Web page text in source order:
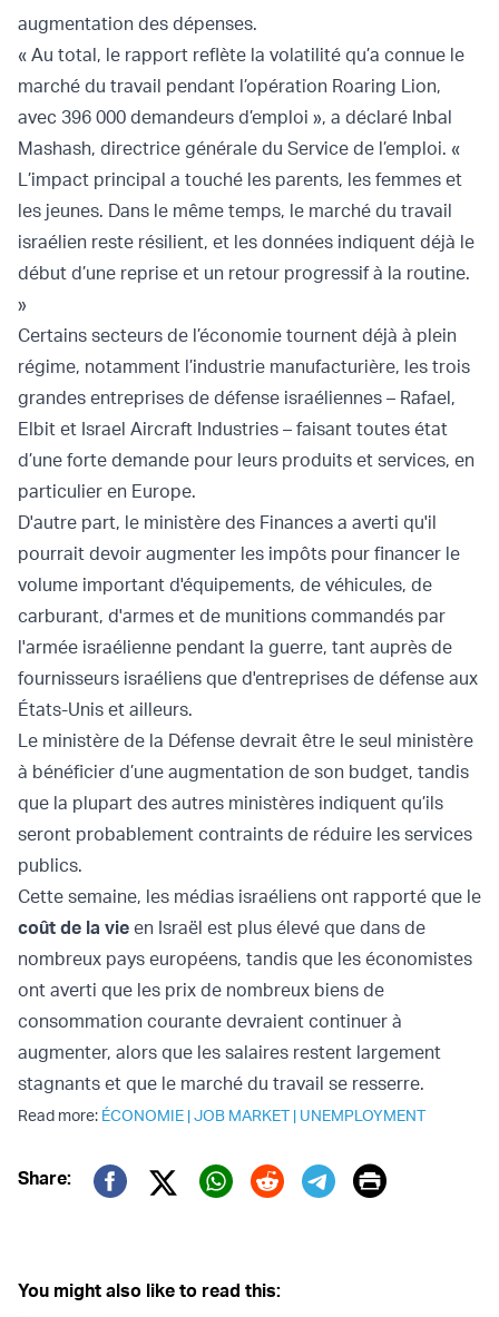
augmentation des dépenses.
« Au total, le rapport reflète la volatilité qu’a connue le
marché du travail pendant l’opération Roaring Lion,
avec 396 000 demandeurs d’emploi », a déclaré Inbal
Mashash, directrice générale du Service de l’emploi. «
L’impact principal a touché les parents, les femmes et
les jeunes. Dans le même temps, le marché du travail
israélien reste résilient, et les données indiquent déjà le
début d’une reprise et un retour progressif à la routine.
»
Certains secteurs de l’économie tournent déjà à plein
régime, notamment l’industrie manufacturière, les trois
grandes entreprises de défense israéliennes – Rafael,
Elbit et Israel Aircraft Industries – faisant toutes état
d’une forte demande pour leurs produits et services, en
particulier en Europe.
D'autre part, le ministère des Finances a averti qu'il
pourrait devoir augmenter les impôts pour financer le
volume important d'équipements, de véhicules, de
carburant, d'armes et de munitions commandés par
l'armée israélienne pendant la guerre, tant auprès de
fournisseurs israéliens que d'entreprises de défense aux
États-Unis et ailleurs.
Le ministère de la Défense devrait être le seul ministère
à bénéficier d’une augmentation de son budget, tandis
que la plupart des autres ministères indiquent qu’ils
seront probablement contraints de réduire les services
publics.
Cette semaine, les médias israéliens ont rapporté que le
coût de la vie en Israël est plus élevé que dans de
nombreux pays européens, tandis que les économistes
ont averti que les prix de nombreux biens de
consommation courante devraient continuer à
augmenter, alors que les salaires restent largement
stagnants et que le marché du travail se resserre.
Read more: ÉCONOMIE |JOB MARKET| UNEMPLOYMENT
Share:
Twitter (X)
Print
You might also like to read this: